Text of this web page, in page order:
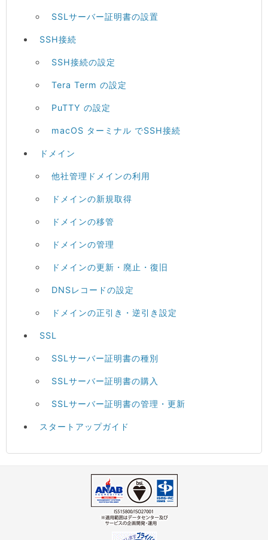
SSLサーバー証明書の設置
SSH接続
SSH接続の設定
Tera Term の設定
PuTTY の設定
macOS ターミナル でSSH接続
ドメイン
他社管理ドメインの利用
ドメインの新規取得
ドメインの移管
ドメインの管理
ドメインの更新・廃止・復旧
DNSレコードの設定
ドメインの正引き・逆引き設定
SSL
SSLサーバー証明書の種別
SSLサーバー証明書の購入
SSLサーバー証明書の管理・更新
スタートアップガイド